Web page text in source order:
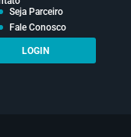
Seja Parceiro
Fale Conosco
LOGIN